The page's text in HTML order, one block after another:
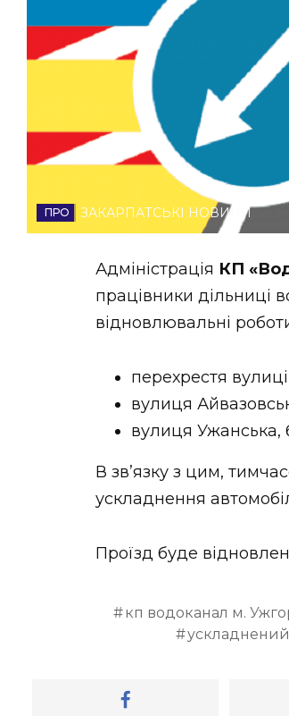
НОВИНИ ЗАХІДНОЇ
ВІДЕОЗАКАРПАТСЬКІ НОВИНИ
Адміністрація КП
працівники дільниці
відновлювальні
перехрестя
вулиця
вулиця Ужанська,
В зв’язку з цим,
ускладнення
Проїзд буде
кп водоканал м.